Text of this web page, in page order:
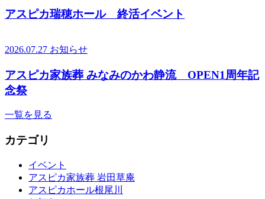
アスピカ瑞穂ホール 終活イベント
2026.07.27 お知らせ
アスピカ家族葬 みなみのかわ静流 OPEN1周年記
念祭
一覧を見る
カテゴリ
イベント
アスピカ家族葬 岩田草庵
アスピカホール根尾川